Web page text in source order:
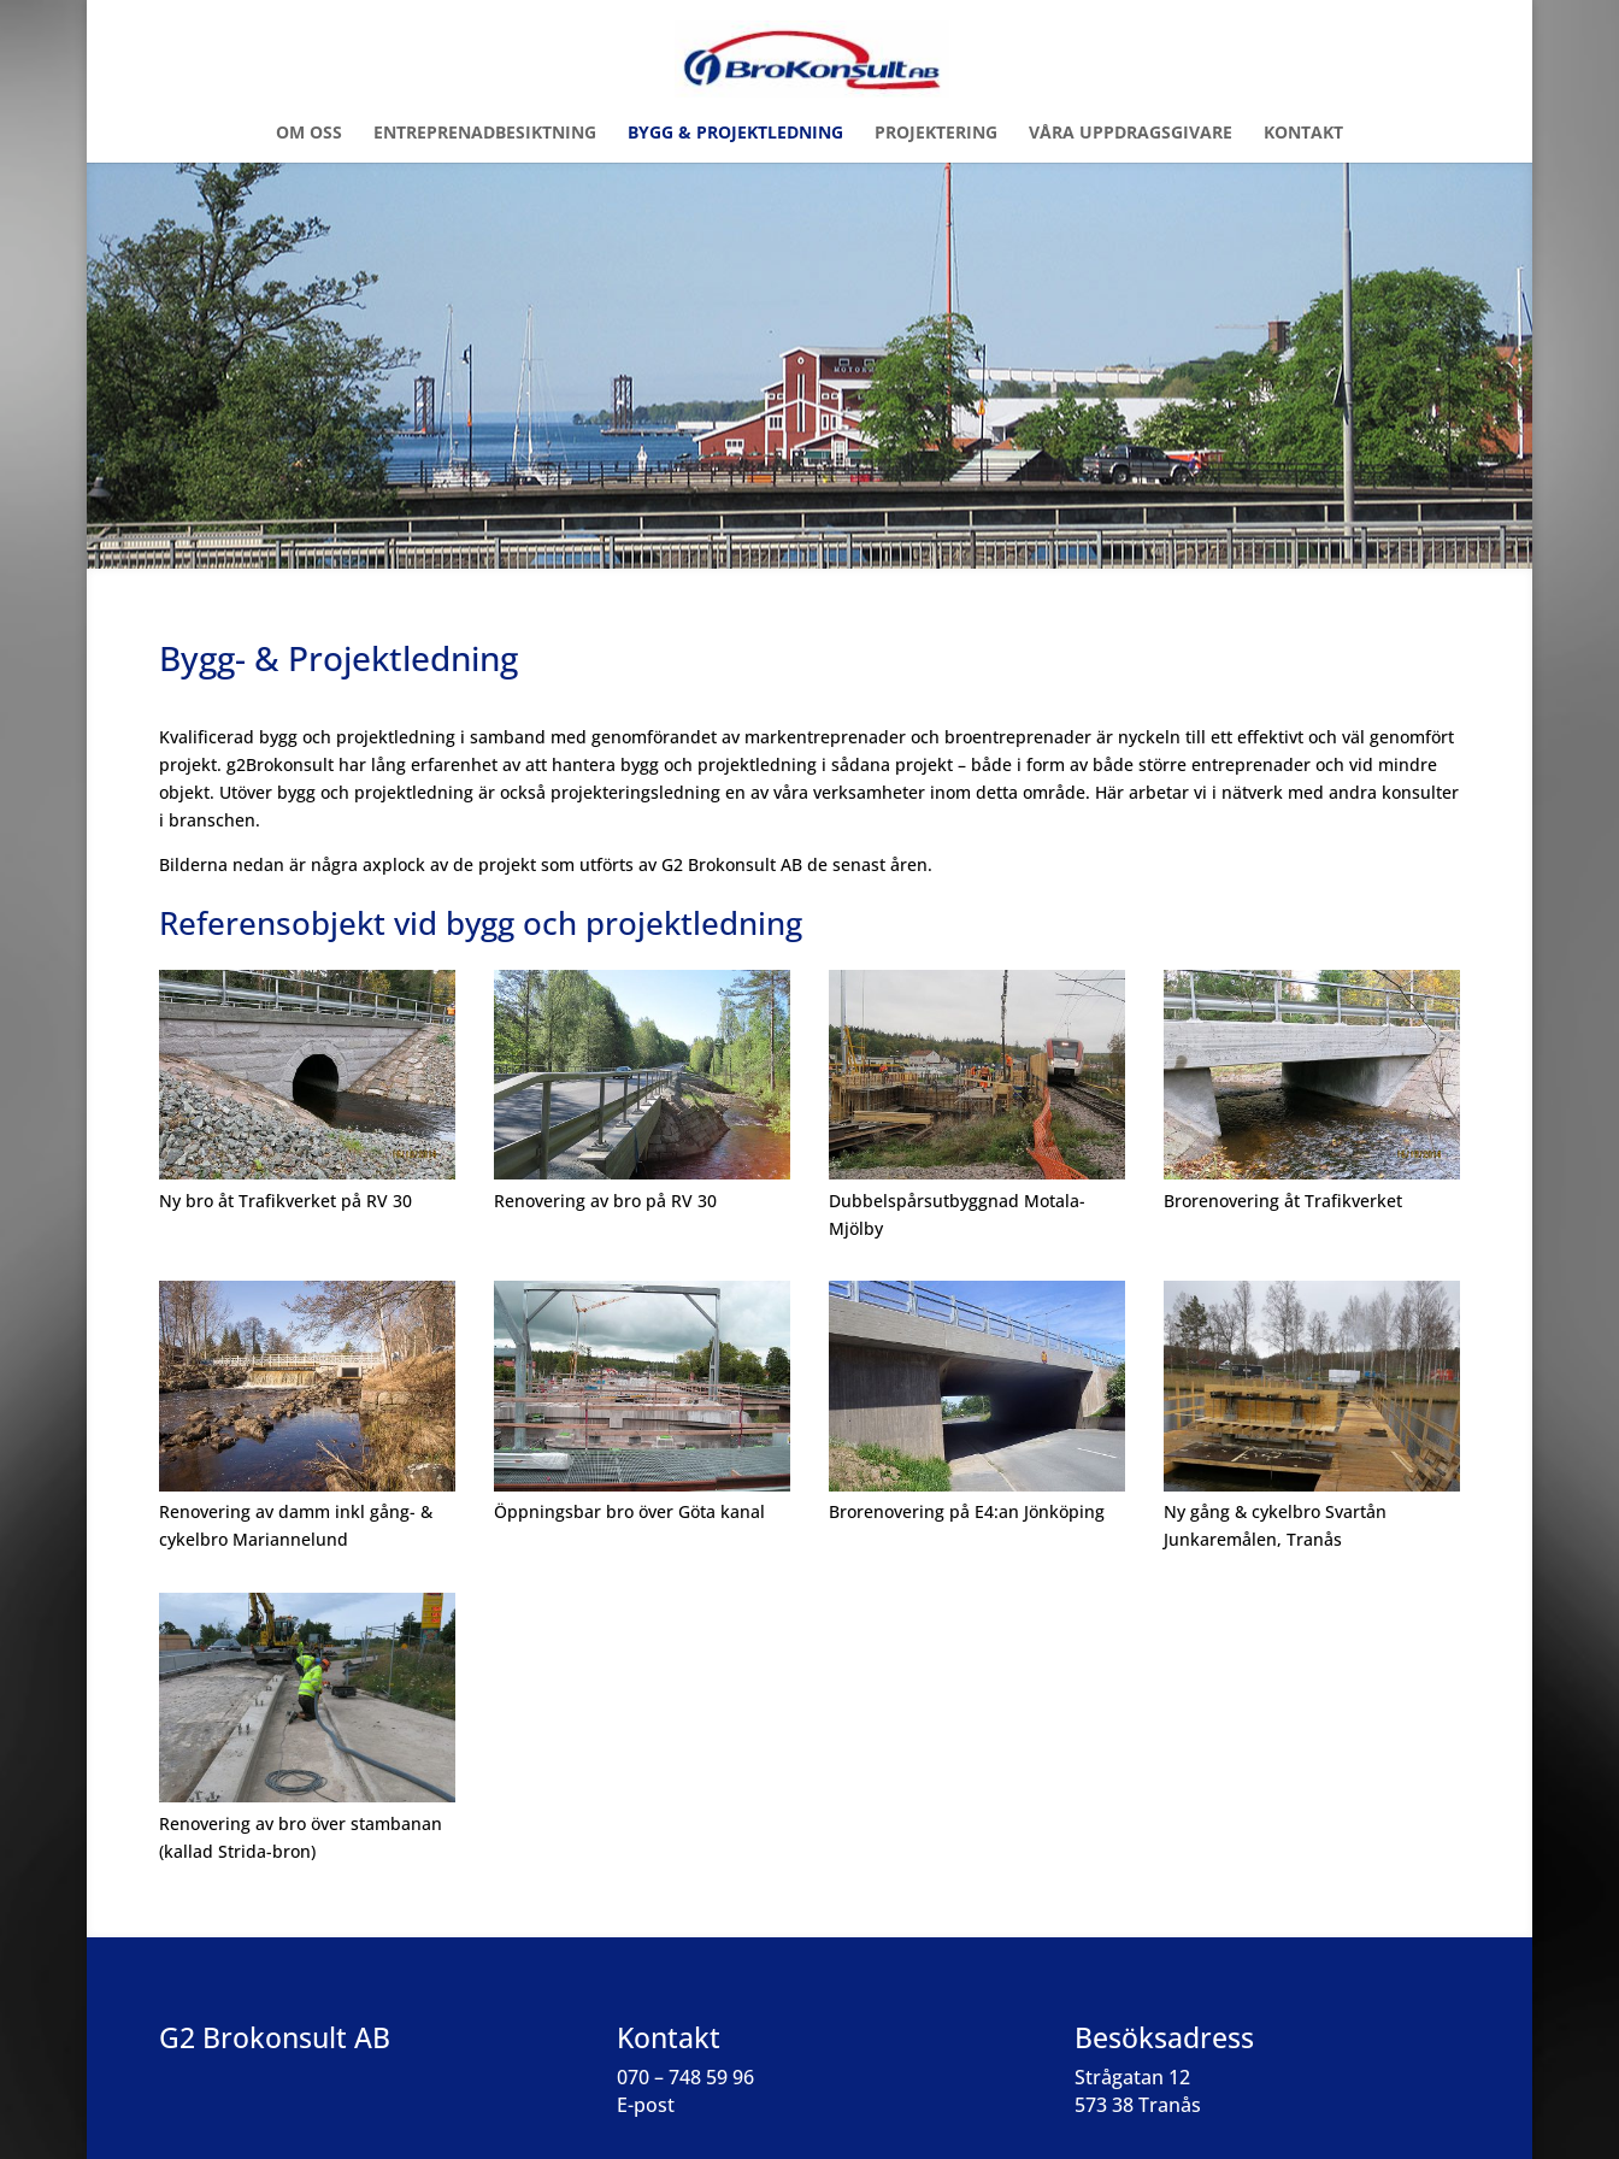
OM OSS ENTREPRENADBESIKTNING BYGG & PROJEKTLEDNING PROJEKTERING VÅRA UPPDRAGSGIVARE KONTAKT
Bygg- & Projektledning
Kvalificerad bygg och projektledning i samband med genomförandet av markentreprenader och broentreprenader är nyckeln till ett effektivt och väl genomfört
projekt. g2Brokonsult har lång erfarenhet av att hantera bygg och projektledning i sådana projekt – både i form av både större entreprenader och vid mindre
objekt. Utöver bygg och projektledning är också projekteringsledning en av våra verksamheter inom detta område. Här arbetar vi i nätverk med andra konsulter
i branschen.
Bilderna nedan är några axplock av de projekt som utförts av G2 Brokonsult AB de senast åren.
Referensobjekt vid bygg och projektledning
Ny bro åt Trafikverket på RV 30 Renovering av bro på RV 30
Dubbelspårsutbyggnad Motala-
Mjölby
Brorenovering åt Trafikverket
Renovering av damm inkl gång- &
cykelbro Mariannelund
Öppningsbar bro över Göta kanal Brorenovering på E4:an Jönköping
Ny gång & cykelbro Svartån
Junkaremålen, Tranås
Renovering av bro över stambanan
(kallad Strida-bron)
G2 Brokonsult AB Kontakt
070 – 748 59 96
E-post
Besöksadress
Strågatan 12
573 38 Tranås